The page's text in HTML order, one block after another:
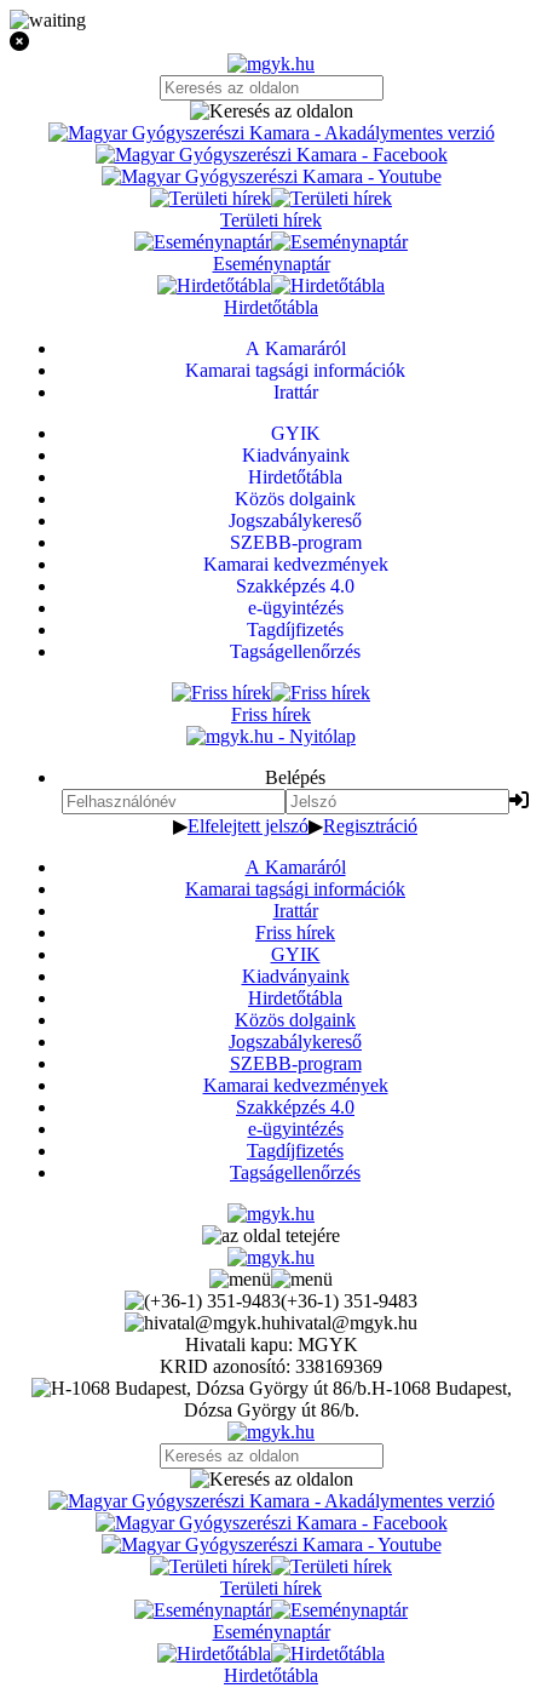
Területi hírek
Eseménynaptár
Hirdetőtábla
A Kamaráról
Kamarai tagsági információk
Irattár
GYIK
Kiadványaink
Hirdetőtábla
Közös dolgaink
Jogszabálykereső
SZEBB-program
Kamarai kedvezmények
Szakképzés 4.0
e-ügyintézés
Tagdíjfizetés
Tagságellenőrzés
Friss hírek
Belépés
▶Elfelejtett jelszó▶Regisztráció
A Kamaráról
Kamarai tagsági információk
Irattár
Friss hírek
GYIK
Kiadványaink
Hirdetőtábla
Közös dolgaink
Jogszabálykereső
SZEBB-program
Kamarai kedvezmények
Szakképzés 4.0
e-ügyintézés
Tagdíjfizetés
Tagságellenőrzés
(+36-1) 351-9483
hivatal@mgyk.hu
Hivatali kapu: MGYK
KRID azonosító: 338169369
H-1068 Budapest,
Dózsa György út 86/b.
Területi hírek
Eseménynaptár
Hirdetőtábla